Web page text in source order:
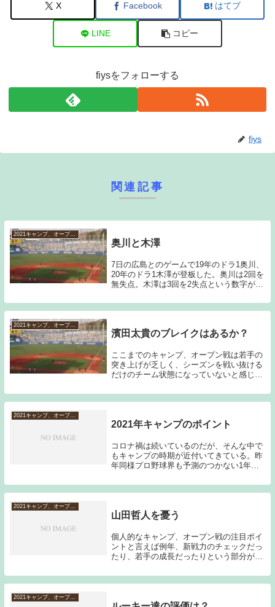
X Facebook はてブ
LINE コピー
fiysをフォローする
fiys
関連記事
2021キャンプ、オープン戦など
奥川と木澤
7日の広島とのゲームで19年のドラ1奥川、
20年のドラ1木澤が登板した。奥川は2回を
無失点。木澤は3回を2失点という数字が残
高校時代から投手としての総合力の高さを
絶賛させてもらってきた。高卒でも即戦力
2021キャンプ、オープン戦など
濱田太貴のブレイクはあるか？
ここまでのキャンプ、オープン戦は若手の
突き上げが乏しく、シーズンを戦い抜ける
だけのチーム状態になっていないと感じる
な若手選手が現れた。明豊高校出身の高卒
3年目濱田太貴である。このブログでも何
2021キャンプ、オープン戦など
2021年キャンプのポイント
コロナ禍は続いているのだが、そんな中で
もキャンプの時期が近付いてきている。昨
年同様プロ野球界も予測のつかない1年と
ント記事を書くことは難しい部分もあるの
だが、1，2軍の振り分けも発表されたた
2021キャンプ、オープン戦など
山田哲人を憂う
個人的なキャンプ、オープン戦の注目ポイ
ントと言えば例年、新戦力のチェックだっ
たり、若手の成長だったりという部分が中
あまり気になることはなく、開幕までに合
わせてくれればそれで良いと考えるタイプ
2021キャンプ、オープン戦など